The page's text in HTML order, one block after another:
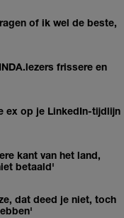
of ik wel de beste,
frissere en
ex op je LinkedIn-tijdlijn
kant van het land,
betaald'
dat deed je niet, toch